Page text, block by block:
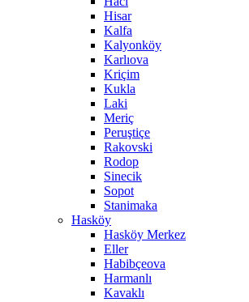
Hisar
Kalfa
Kalyonköy
Karlıova
Kriçim
Kukla
Laki
Meriç
Peruştiçe
Rakovski
Rodop
Sinecik
Sopot
Stanimaka
Hasköy
Hasköy Merkez
Eller
Habibçeova
Harmanlı
Kavaklı